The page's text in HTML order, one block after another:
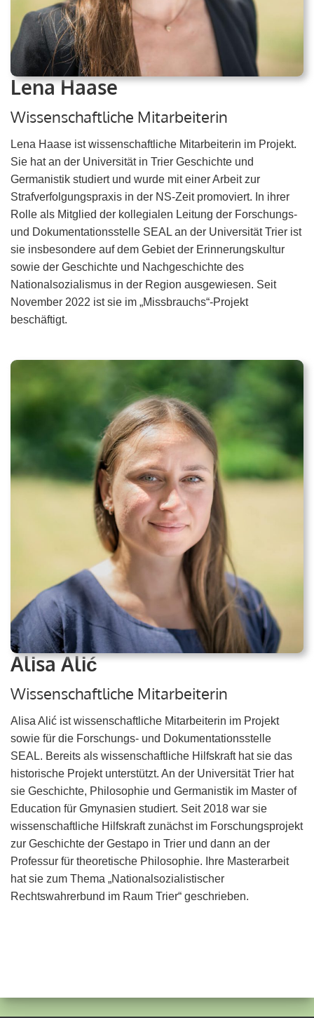
Lena Haase
Wissenschaftliche Mitarbeiterin
Lena Haase ist wissenschaftliche Mitarbeiterin im Projekt.
Sie hat an der Universität in Trier Geschichte und
Germanistik studiert und wurde mit einer Arbeit zur
Strafverfolgungspraxis in der NS-Zeit promoviert. In ihrer
Rolle als Mitglied der kollegialen Leitung der Forschungs-
und Dokumentationsstelle SEAL an der Universität Trier ist
sie insbesondere auf dem Gebiet der Erinnerungskultur
sowie der Geschichte und Nachgeschichte des
Nationalsozialismus in der Region ausgewiesen. Seit
November 2022 ist sie im „Missbrauchs“-Projekt
beschäftigt.
Alisa Alić
Wissenschaftliche Mitarbeiterin
Alisa Alić ist wissenschaftliche Mitarbeiterin im Projekt
sowie für die Forschungs- und Dokumentationsstelle
SEAL. Bereits als wissenschaftliche Hilfskraft hat sie das
historische Projekt unterstützt. An der Universität Trier hat
sie Geschichte, Philosophie und Germanistik im Master of
Education für Gmynasien studiert. Seit 2018 war sie
wissenschaftliche Hilfskraft zunächst im Forschungsprojekt
zur Geschichte der Gestapo in Trier und dann an der
Professur für theoretische Philosophie. Ihre Masterarbeit
hat sie zum Thema „Nationalsozialistischer
Rechtswahrerbund im Raum Trier“ geschrieben.